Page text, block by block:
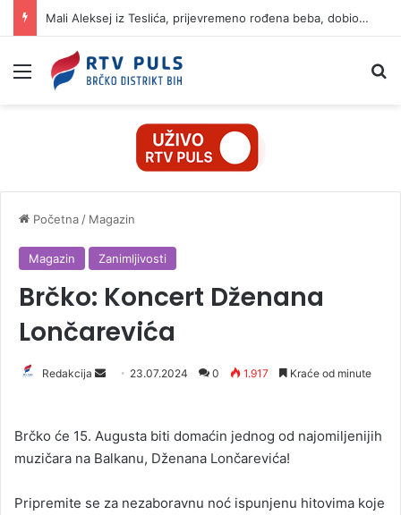
Mali Aleksej iz Teslića, prijevremeno rođena beba, dobio životnu bitku na UKC-u Srpske
Izbornik
Početna / Magazin
Magazin Zanimljivosti
Brčko: Koncert Dženana
Lončarevića
Redakcija
d
a
e
23.07.2024 0 1.917 Kraće od minute
Brčko će 15. Augusta biti domaćin jednog od najomiljenijih
muzičara na Balkanu, Dženana Lončarevića!
Pripremite se za nezaboravnu noć ispunjenu hitovima koje